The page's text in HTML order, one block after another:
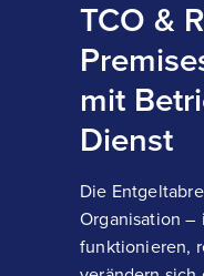
TCO &
mit
Dienst
Die
Organisation –
funktionieren,